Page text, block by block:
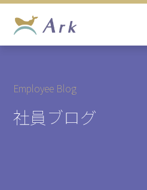
Employee Blog
社員ブログ